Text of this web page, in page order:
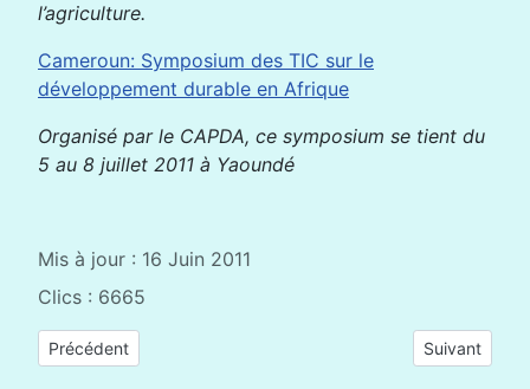
l’agriculture.
Cameroun: Symposium des TIC sur le
développement durable en Afrique
Organisé par le CAPDA, ce symposium se tient du
5 au 8 juillet 2011 à Yaoundé
Mis à jour : 16 Juin 2011
Clics : 6665
Article précédent : Griotic de juillet 2011
Précédent Article
Suivant